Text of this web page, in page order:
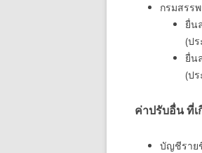
กรมสรร
ยื่น
(ป
ยื่น
(ป
ค่าปรับอื่น ที่เ
บัญชีราย